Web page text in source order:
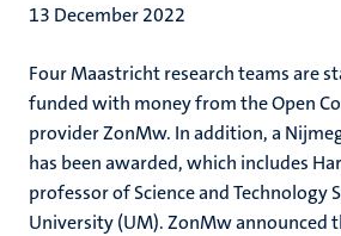
13 December 2022
Four Maastricht research teams are
funded with money from the Open
provider ZonMw. In addition, a
has been awarded, which includes
professor of Science and Technology
University (UM). ZonMw announced